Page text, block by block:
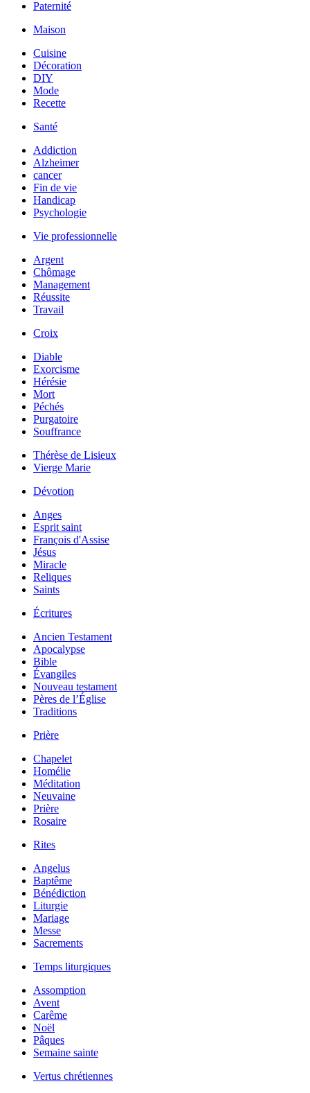
Paternité
Maison
Cuisine
Décoration
DIY
Mode
Recette
Santé
Addiction
Alzheimer
cancer
Fin de vie
Handicap
Psychologie
Vie professionnelle
Argent
Chômage
Management
Réussite
Travail
Croix
Diable
Exorcisme
Hérésie
Mort
Péchés
Purgatoire
Souffrance
Thérèse de Lisieux
Vierge Marie
Dévotion
Anges
Esprit saint
François d'Assise
Jésus
Miracle
Reliques
Saints
Écritures
Ancien Testament
Apocalypse
Bible
Évangiles
Nouveau testament
Pères de l’Église
Traditions
Prière
Chapelet
Homélie
Méditation
Neuvaine
Prière
Rosaire
Rites
Angelus
Baptême
Bénédiction
Liturgie
Mariage
Messe
Sacrements
Temps liturgiques
Assomption
Avent
Carême
Noël
Pâques
Semaine sainte
Vertus chrétiennes